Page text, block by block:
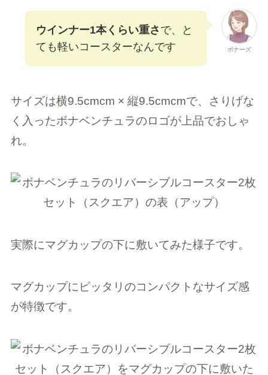
ボナーズ
ウインナー1本くらい重さ で、と
ても軽いコースターなんです
サイズは横9.5cmcm × 縦9.5cmcmで、さりげな
く入ったボナベンチュラのロゴが上品でおしゃ
れ。
実際にマグカップの下に敷いてみた様子です。
マグカップにピッタリのコンパクトなサイズ感
が特徴です。